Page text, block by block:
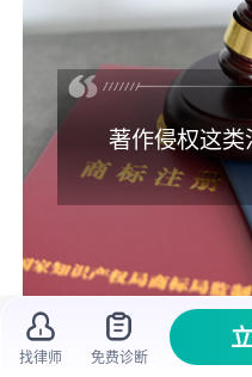
著作侵权这
在文化创作日益
找律师 免费诊断